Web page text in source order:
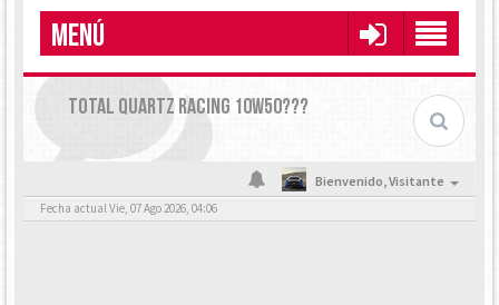
MENÚ
TOTAL QUARTZ RACING 10W50???
Bienvenido,Visitante
Fecha actual Vie, 07 Ago 2026, 04:06